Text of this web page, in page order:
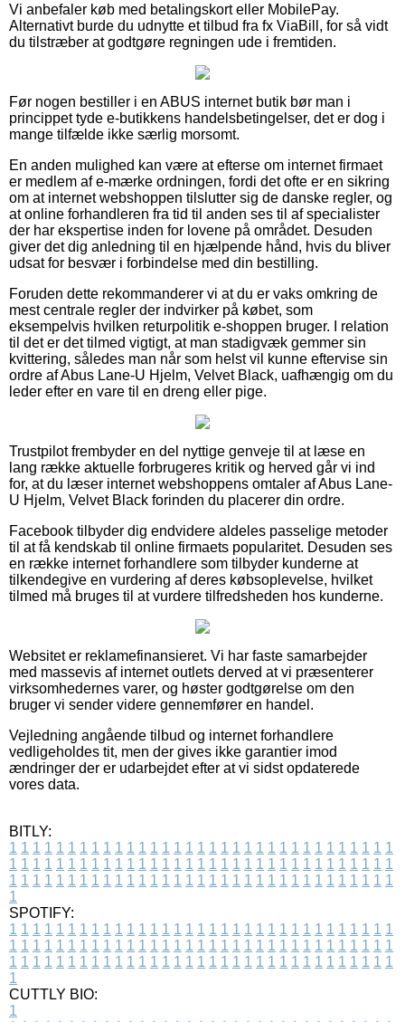
Vi anbefaler køb med betalingskort eller MobilePay.
Alternativt burde du udnytte et tilbud fra fx ViaBill, for så vidt
du tilstræber at godtgøre regningen ude i fremtiden.
Før nogen bestiller i en ABUS internet butik bør man i
princippet tyde e-butikkens handelsbetingelser, det er dog i
mange tilfælde ikke særlig morsomt.
En anden mulighed kan være at efterse om internet firmaet
er medlem af e-mærke ordningen, fordi det ofte er en sikring
om at internet webshoppen tilslutter sig de danske regler, og
at online forhandleren fra tid til anden ses til af specialister
der har ekspertise inden for lovene på området. Desuden
giver det dig anledning til en hjælpende hånd, hvis du bliver
udsat for besvær i forbindelse med din bestilling.
Foruden dette rekommanderer vi at du er vaks omkring de
mest centrale regler der indvirker på købet, som
eksempelvis hvilken returpolitik e-shoppen bruger. I relation
til det er det tilmed vigtigt, at man stadigvæk gemmer sin
kvittering, således man når som helst vil kunne eftervise sin
ordre af Abus Lane-U Hjelm, Velvet Black, uafhængig om du
leder efter en vare til en dreng eller pige.
Trustpilot frembyder en del nyttige genveje til at læse en
lang række aktuelle forbrugeres kritik og herved går vi ind
for, at du læser internet webshoppens omtaler af Abus Lane-
U Hjelm, Velvet Black forinden du placerer din ordre.
Facebook tilbyder dig endvidere aldeles passelige metoder
til at få kendskab til online firmaets popularitet. Desuden ses
en række internet forhandlere som tilbyder kunderne at
tilkendegive en vurdering af deres købsoplevelse, hvilket
tilmed må bruges til at vurdere tilfredsheden hos kunderne.
Websitet er reklamefinansieret. Vi har faste samarbejder
med massevis af internet outlets derved at vi præsenterer
virksomhedernes varer, og høster godtgørelse om den
bruger vi sender videre gennemfører en handel.
Vejledning angående tilbud og internet forhandlere
vedligeholdes tit, men der gives ikke garantier imod
ændringer der er udarbejdet efter at vi sidst opdaterede
vores data.
BITLY:
1 1 1 1 1 1 1 1 1 1 1 1 1 1 1 1 1 1 1 1 1 1 1 1 1 1 1 1 1 1 1 1 1
1 1 1 1 1 1 1 1 1 1 1 1 1 1 1 1 1 1 1 1 1 1 1 1 1 1 1 1 1 1 1 1 1
1 1 1 1 1 1 1 1 1 1 1 1 1 1 1 1 1 1 1 1 1 1 1 1 1 1 1 1 1 1 1 1 1
1
SPOTIFY:
1 1 1 1 1 1 1 1 1 1 1 1 1 1 1 1 1 1 1 1 1 1 1 1 1 1 1 1 1 1 1 1 1
1 1 1 1 1 1 1 1 1 1 1 1 1 1 1 1 1 1 1 1 1 1 1 1 1 1 1 1 1 1 1 1 1
1 1 1 1 1 1 1 1 1 1 1 1 1 1 1 1 1 1 1 1 1 1 1 1 1 1 1 1 1 1 1 1 1
1
CUTTLY BIO:
1